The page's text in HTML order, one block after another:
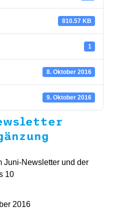
810.57 KB
1
8. Oktober 2016
9. Oktober 2016
Juni-Newsletter und der
10
2016